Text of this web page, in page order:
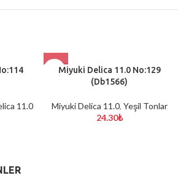
11.0
Miyuki Delica 11.0 No:129
(Db1566)
Miyuki Delica 11.0, Yeşil Tonlar
24.30₺